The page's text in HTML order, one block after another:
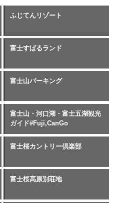
ふじてんリゾート
富士すばるランド
富士山パーキング
富士山・河口湖・富士五湖観光
ガイド#Fuji,CanGo
富士桜カントリー倶楽部
富士桜高原別荘地